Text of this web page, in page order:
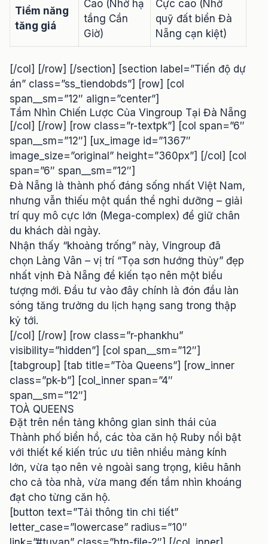
Tiềm năng
tăng giá
Cao (Nhờ hạ
tầng Cần
Giờ)
Cực cao (Nhờ
quỹ đất biển Đà
Nẵng cạn kiệt)
[/col] [/row] [/section] [section label=”Tiến độ dự
án” class=”ss_tiendobds”] [row] [col
span__sm=”12″ align=”center”]
Tầm Nhìn Chiến Lược Của Vingroup Tại Đà Nẵng
[/col] [/row] [row class=”r-textpk”] [col span=”6″
span__sm=”12″] [ux_image id=”1367″
image_size=”original” height=”360px”] [/col] [col
span=”6″ span__sm=”12″]
Đà Nẵng là thành phố đáng sống nhất Việt Nam,
nhưng vẫn thiếu một quần thể nghỉ dưỡng – giải
trí quy mô cực lớn (Mega-complex) để giữ chân
du khách dài ngày.
Nhận thấy “khoảng trống” này, Vingroup đã
chọn Làng Vân – vị trí “Tọa sơn hướng thủy” đẹp
nhất vịnh Đà Nẵng để kiến tạo nên một biểu
tượng mới. Đầu tư vào đây chính là đón đầu làn
sóng tăng trưởng du lịch hạng sang trong thập
kỷ tới.
[/col] [/row] [row class=”r-phankhu”
visibility=”hidden”] [col span__sm=”12″]
[tabgroup] [tab title=”Tòa Queens”] [row_inner
class=”pk-b”] [col_inner span=”4″
span__sm=”12″]
TOÀ QUEENS
Đặt trên nền tảng không gian sinh thái của
Thành phố biển hồ, các tòa căn hộ Ruby nổi bật
với thiết kế kiến trúc ưu tiên nhiều mảng kính
lớn, vừa tạo nên vẻ ngoài sang trọng, kiêu hãnh
cho cả tòa nhà, vừa mang đến tầm nhìn khoáng
đạt cho từng căn hộ.
[button text=”Tải thông tin chi tiết”
letter_case=”lowercase” radius=”10″